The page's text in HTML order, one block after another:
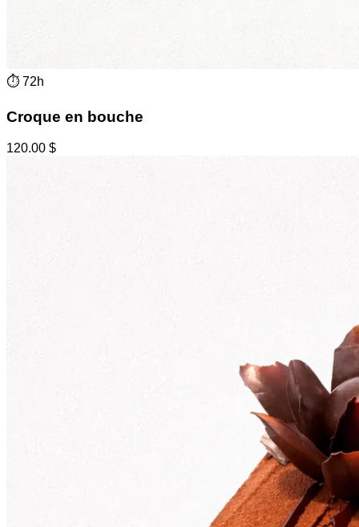
⏱ 72h
Croque en bouche
120.00 $